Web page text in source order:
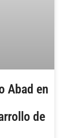
Abad en
de